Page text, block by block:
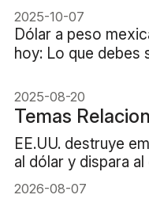
2025-10-07
Dólar a peso
hoy: Lo que debes
2025-08-20
Temas
EE.UU. destruye
al dólar y dispara
2026-08-07